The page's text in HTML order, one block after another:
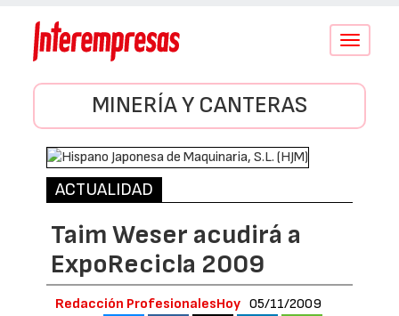
Conmutar
MINERÍA Y CANTERAS
ACTUALIDAD
Taim Weser acudirá a
ExpoRecicla 2009
Redacción ProfesionalesHoy 05/11/2009